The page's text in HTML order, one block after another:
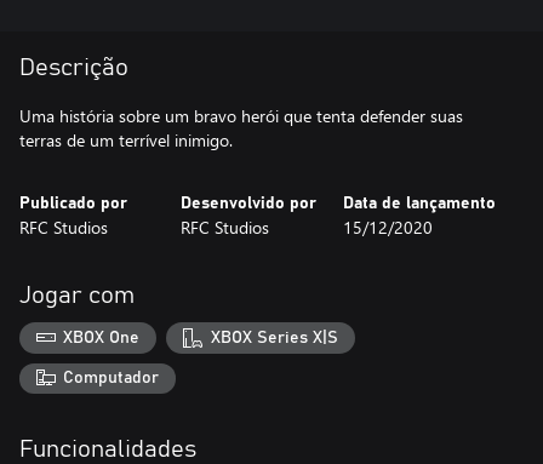
Descrição
Uma história sobre um bravo herói que tenta defender suas
terras de um terrível inimigo.
Publicado por
RFC Studios
Desenvolvido por
RFC Studios
Data de lançamento
15/12/2020
Jogar com
XBOX One XBOX Series X|S
Computador
Funcionalidades